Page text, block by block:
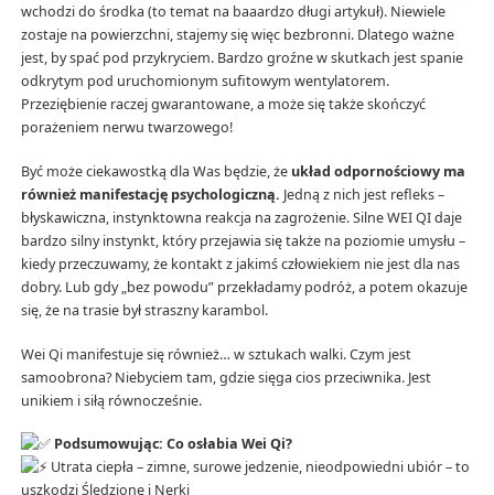
wchodzi do środka (to temat na baaardzo długi artykuł). Niewiele
zostaje na powierzchni, stajemy się więc bezbronni. Dlatego ważne
jest, by spać pod przykryciem. Bardzo groźne w skutkach jest spanie
odkrytym pod uruchomionym sufitowym wentylatorem.
Przeziębienie raczej gwarantowane, a może się także skończyć
porażeniem nerwu twarzowego!
Być może ciekawostką dla Was będzie, że układ odpornościowy ma
również manifestację psychologiczną. Jedną z nich jest refleks –
błyskawiczna, instynktowna reakcja na zagrożenie. Silne WEI QI daje
bardzo silny instynkt, który przejawia się także na poziomie umysłu –
kiedy przeczuwamy, że kontakt z jakimś człowiekiem nie jest dla nas
dobry. Lub gdy „bez powodu” przekładamy podróż, a potem okazuje
się, że na trasie był straszny karambol.
Wei Qi manifestuje się również… w sztukach walki. Czym jest
samoobrona? Niebyciem tam, gdzie sięga cios przeciwnika. Jest
unikiem i siłą równocześnie.
Podsumowując: Co osłabia Wei Qi?
Utrata ciepła – zimne, surowe jedzenie, nieodpowiedni ubiór – to
uszkodzi Śledzionę i Nerki